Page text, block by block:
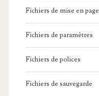
Fichiers de mise en page
Fichiers de paramètres
Fichiers de polices
Fichiers de sauvegarde